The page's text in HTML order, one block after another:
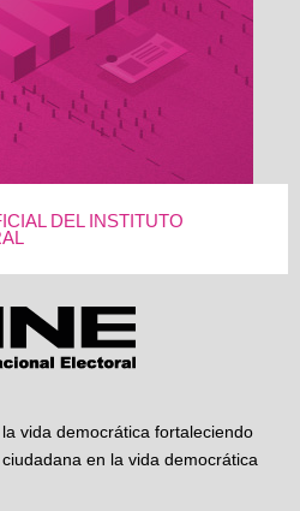
DEL INSTITUTO
vida democrática fortaleciendo
en la vida democrática